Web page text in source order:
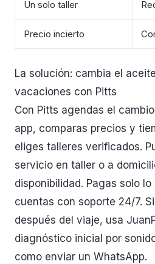
Un solo taller
Precio incierto
La solución: cambia el
vacaciones con Pitts
Con Pitts agendas el
app, comparas precios y
eliges talleres verificados.
servicio en taller o a
disponibilidad. Pagas solo
cuentas con soporte 24/7.
después del viaje, usa
diagnóstico inicial por
como enviar un WhatsApp.